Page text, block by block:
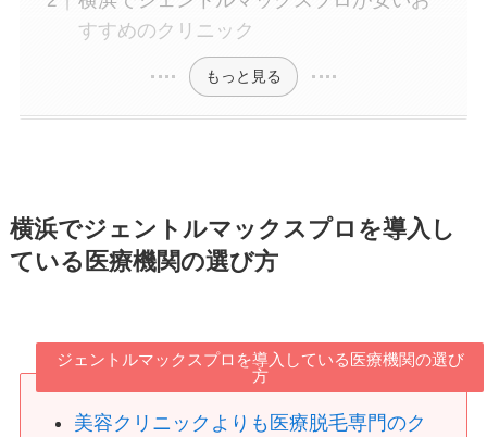
すすめのクリニック
もっと見る
横浜でジェントルマックスプロを導入し
ている医療機関の選び方
ジェントルマックスプロを導入している医療機関の選び
方
美容クリニックよりも医療脱毛専門のク